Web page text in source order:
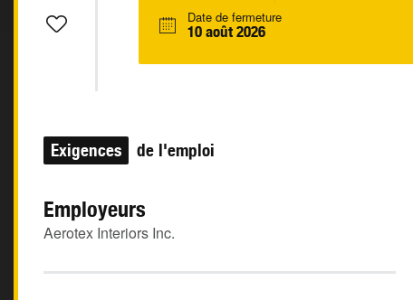
Date de fermeture
10 août 2026
Exigences de l'emploi
Employeurs
Aerotex Interiors Inc.